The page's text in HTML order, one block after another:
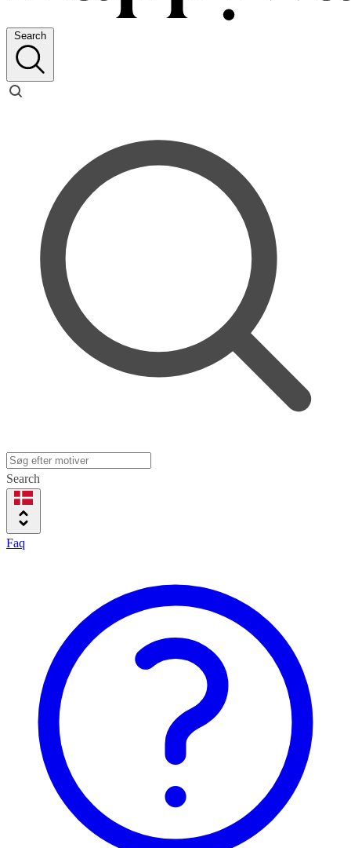
Search
Search
Faq